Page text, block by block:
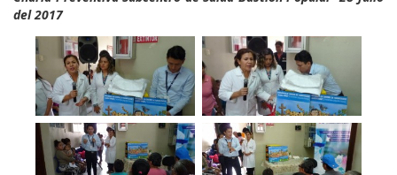
del 2017